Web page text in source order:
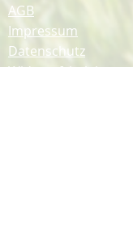
AGB
Impressum
Datenschutz
Widerrufsbelehrung